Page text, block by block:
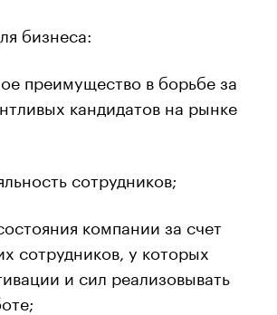
бизнеса:
преимущество в борьбе за
кандидатов на рынке
сотрудников;
компании за счет
сотрудников, у которых
и сил реализовывать